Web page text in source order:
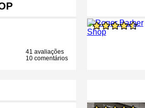
41 avaliações
10 comentários